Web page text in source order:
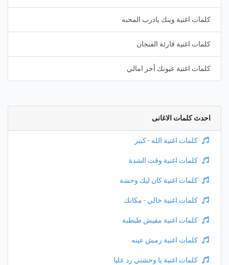
كلمات اغنية وينك يادرب المحبه
كلمات اغنية قارئة الفنجان
كلمات اغنية عيونك أخر امالي
احدث كلمات الاغانى
كلمات اغنية الله - كبير
كلمات اغنية وقت الشدة
كلمات اغنية كان ليك وحشة
كلمات اغنية خالي - مكانك
كلمات اغنية مفيش طبطبة
كلمات اغنية رمش عينه
كلمات اغنية يا وحشني رد عليا